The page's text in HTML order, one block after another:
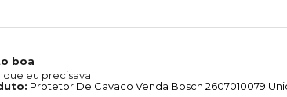
boa
que eu precisava
Protetor De Cavaco Venda Bosch 2607010079